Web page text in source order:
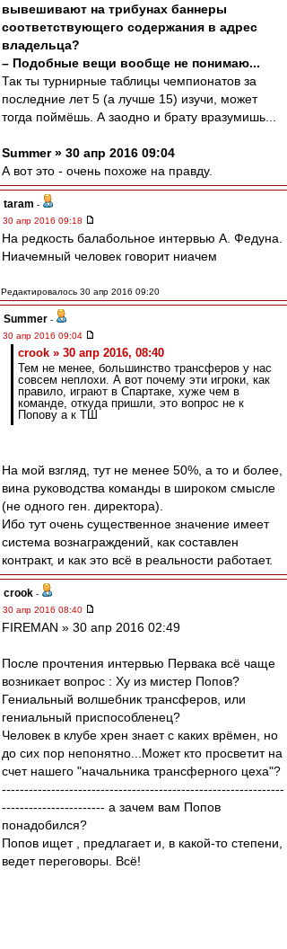
вывешивают на трибунах баннеры
соответствующего содержания в адрес
владельца?
– Подобные вещи вообще не понимаю...
Так ты турнирные таблицы чемпионатов за
последние лет 5 (а лучше 15) изучи, может
тогда поймёшь. А заодно и брату вразумишь...
Summer » 30 апр 2016 09:04
А вот это - очень похоже на правду.
taram -
30 апр 2016 09:18
На редкость балабольное интервью А. Федуна.
Ниачемный человек говорит ниачем
Редактировалось 30 апр 2016 09:20
Summer -
30 апр 2016 09:04
crook » 30 апр 2016, 08:40
Тем не менее, большинство трансферов у нас
совсем неплохи. А вот почему эти игроки, как
правило, играют в Спартаке, хуже чем в
команде, откуда пришли, это вопрос не к
Попову а к ТШ
На мой взгляд, тут не менее 50%, а то и более,
вина руководства команды в широком смысле
(не одного ген. директора).
Ибо тут очень существенное значение имеет
система вознаграждений, как составлен
контракт, и как это всё в реальности работает.
crook -
30 апр 2016 08:40
FIREMAN » 30 апр 2016 02:49
После прочтения интервью Первака всё чаще
возникает вопрос : Ху из мистер Попов?
Гениальный волшебник трансферов, или
гениальный приспособленец?
Человек в клубе хрен знает с каких врёмен, но
до сих пор непонятно...Может кто просветит на
счет нашего "начальника трансферного цеха"?
---------------------------------------------------------------
----------------------- а зачем вам Попов
понадобился?
Попов ищет , предлагает и, в какой-то степени,
ведет переговоры. Всё!